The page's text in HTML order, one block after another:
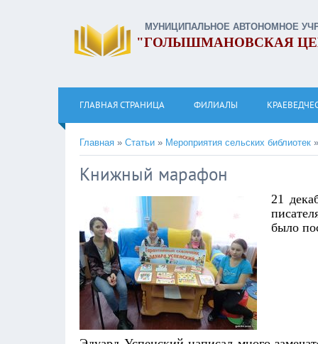
МУНИЦИПАЛЬНОЕ АВТОНОМНОЕ
"ГОЛЫШМАНОВСКАЯ
ГЛАВНАЯ СТРАНИЦА ФИЛИАЛЫ
Главная » Статьи » Мероприятия сельских библиотек »
Книжный марафон
21
было